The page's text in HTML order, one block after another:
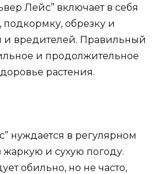
Лейс” включает в себя
обрезку и
и вредителей. Правильный
и продолжительное
растения.
нуждается в регулярном
жаркую и сухую погоду.
обильно, но не часто,